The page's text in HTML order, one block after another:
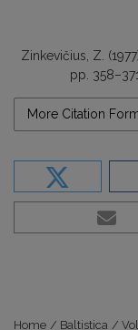
Zinkevičius, Z.
pp.
More Citation
Home / Baltistica /